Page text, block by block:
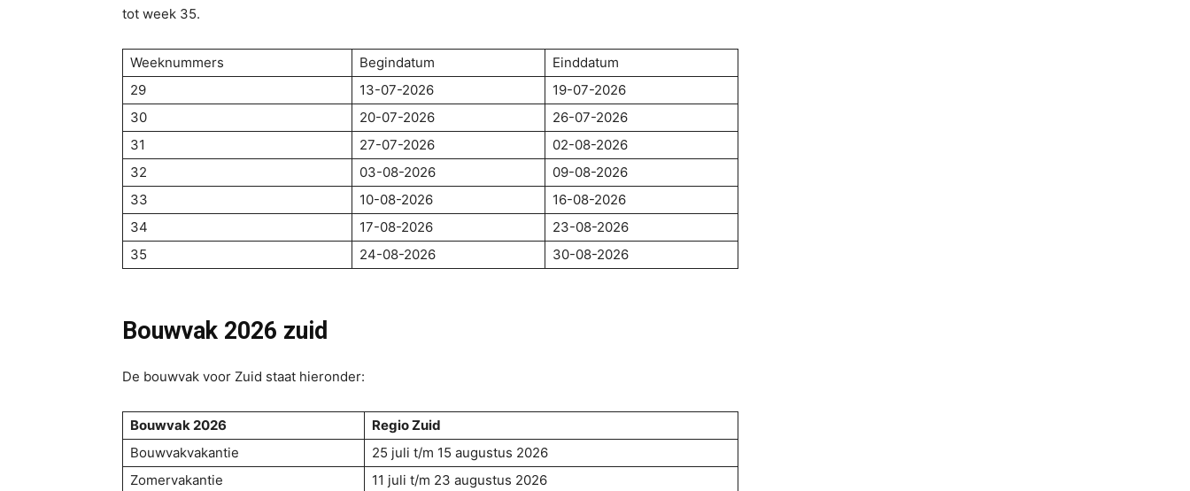
tot week 35.
Weeknummers Begindatum
Einddatum
29
13-07-2026
19-07-2026
30
20-07-2026
26-07-2026
31
27-07-2026
02-08-2026
32
03-08-2026
09-08-2026
33
10-08-2026
16-08-2026
34
17-08-2026
23-08-2026
35
24-08-2026 30-08-2026
Bouwvak 2026 zuid
De bouwvak voor Zuid staat hieronder:
Bouwvak 2026
Regio Zuid
Bouwvakvakantie
25 juli t/m 15 augustus 2026
Zomervakantie
11 juli t/m 23 augustus 2026